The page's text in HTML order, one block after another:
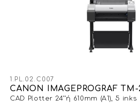
1.PL.02.C007
CANON IMAGEPROGRAF
CAD Plotter 24’’ή 610mm (Α1), 5 inks